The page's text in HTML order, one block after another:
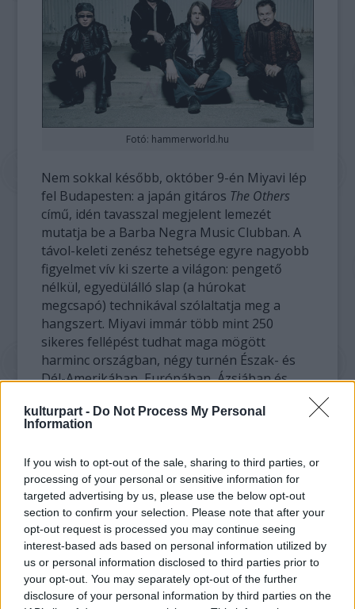
kulturpart - Do Not Process My Personal
Information
If you wish to opt-out of the sale, sharing to third parties, or
processing of your personal or sensitive information for
targeted advertising by us, please use the below opt-out
section to confirm your selection. Please note that after your
opt-out request is processed you may continue seeing
interest-based ads based on personal information utilized by
us or personal information disclosed to third parties prior to
your opt-out. You may separately opt-out of the further
disclosure of your personal information by third parties on the
Fotó: hammerworld.hu
Nem sokkal később, október 9-én Miyavi lép
fel Budapesten: a japán gitáros The Others
című, idén tavasszal megjelent lemezét
mutatja be a Barba Negra Music Clubban. A
távol-keleti zenész tehetsége egyre nagyobb
figyelmet vív ki szerte a világon: pengető
nélkül, egyedülálló slap (a húrokat
megcsapó) technikával szólaltatja meg a
hangszert. Miyavi immár több mint 250
sikeres fellépést tudhat maga mögött
harminc országban, négy turnén Észak- és
Dél-Amerikában, Európában, Ázsiában és
Október 19-én a kanadai thrash legenda, az
Annihilator lép fel a magyar fővárosban. A
csapatSuicide Society címmel szeptemberben
adja ki 15. stúdióalbumát, amelynek
érdekessége, hogy 18 év után ismét Jeff
Waters énekel rajta. A bandát ezúttal az A38
hajón lehet elcsípni, ahol az ausztrál Harlott
és az amerikai Archer is játszik.